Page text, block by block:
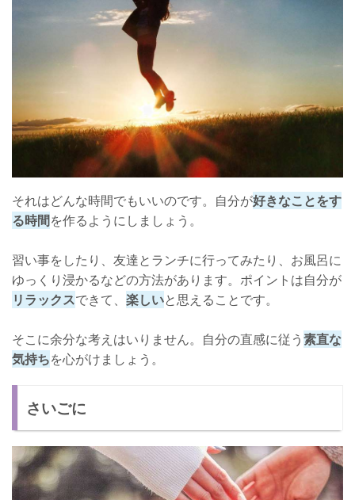
それはどんな時間でもいいのです。自分が好きなことをす
る時間を作るようにしましょう。
習い事をしたり、友達とランチに行ってみたり、お風呂に
ゆっくり浸かるなどの方法があります。ポイントは自分が
リラックスできて、 楽しいと思えることです。
そこに余分な考えはいりません。自分の直感に従う素直な
気持ちを心がけましょう。
さいごに